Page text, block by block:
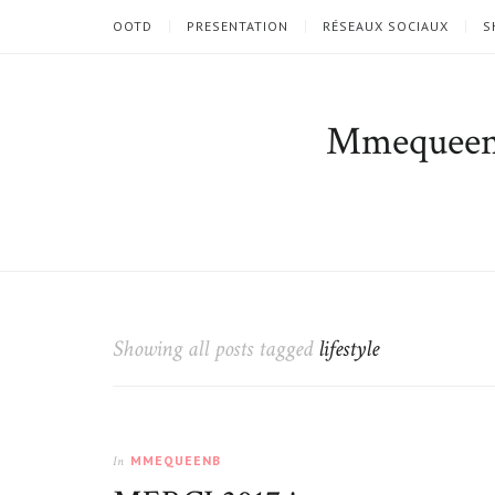
OOTD PRESENTATION RÉSEAUX SOCIAUX
Showing all posts taggedlifestyle
In MMEQUEENB